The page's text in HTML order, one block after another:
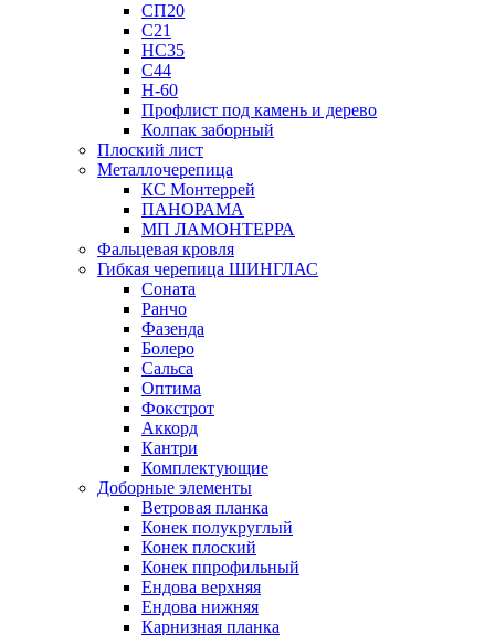
СП20
С21
НС35
С44
Н-60
Профлист под камень и дерево
Колпак заборный
Плоский лист
Металлочерепица
КС Монтеррей
ПАНОРАМА
МП ЛАМОНТЕРРА
Фальцевая кровля
Гибкая черепица ШИНГЛАС
Соната
Ранчо
Фазенда
Болеро
Сальса
Оптима
Фокстрот
Аккорд
Кантри
Комплектующие
Доборные элементы
Ветровая планка
Конек полукруглый
Конек плоский
Конек ппрофильный
Ендова верхняя
Ендова нижняя
Карнизная планка